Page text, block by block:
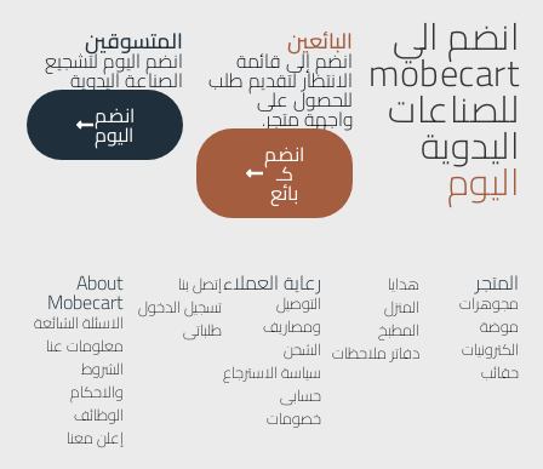
انضم الي
mobecart
للصناعات
اليدوية
اليوم
البائعين
انضم إلى قائمة
الانتظار لتقديم طلب
للحصول على
واجهة متجر.
انضم
كـ
بائع
المتسوقين
انضم اليوم لتشجيع
الصناعة اليدوية
انضم
اليوم
المتجر
مجوهرات
موضة
الكترونيات
حقائب
هدايا
المنزل
المطبخ
دفاتر ملاحظات
رعاية العملاء
التوصيل
ومصاريف
الشحن
سياسة الاسترجاع
حسابى
خصومات
إتصل بنا
تسجيل الدخول
طلباتى
About
Mobecart
الاسئلة الشائعة
معلومات عنا
الشروط
والاحكام
الوظائف
إعلن معنا